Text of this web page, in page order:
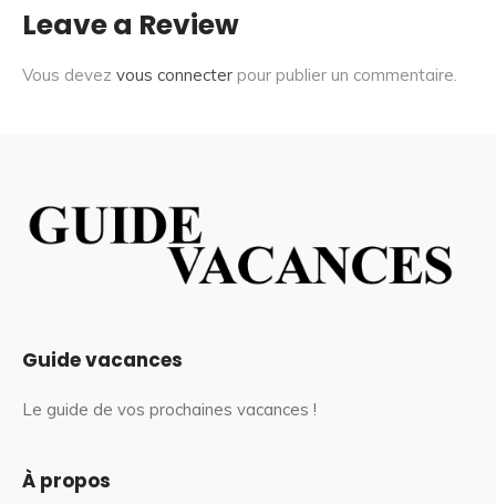
Leave a Review
Vous devez vous connecter pour publier un commentaire.
Guide vacances
Le guide de vos prochaines vacances !
À propos